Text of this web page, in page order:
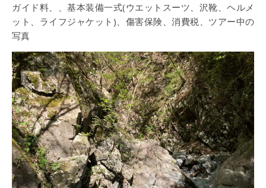
ガイド料、、基本装備一式(ウエットスーツ、沢靴、ヘルメ
ット、ライフジャケット)、傷害保険、消費税、ツアー中の
写真